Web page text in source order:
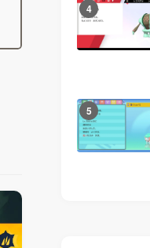
4
5